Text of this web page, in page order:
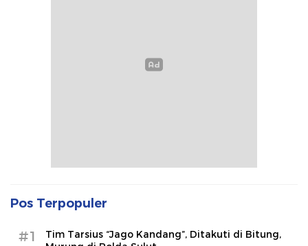
Pos Terpopuler
#1
Tim Tarsius “Jago Kandang”, Ditakuti di Bitung,